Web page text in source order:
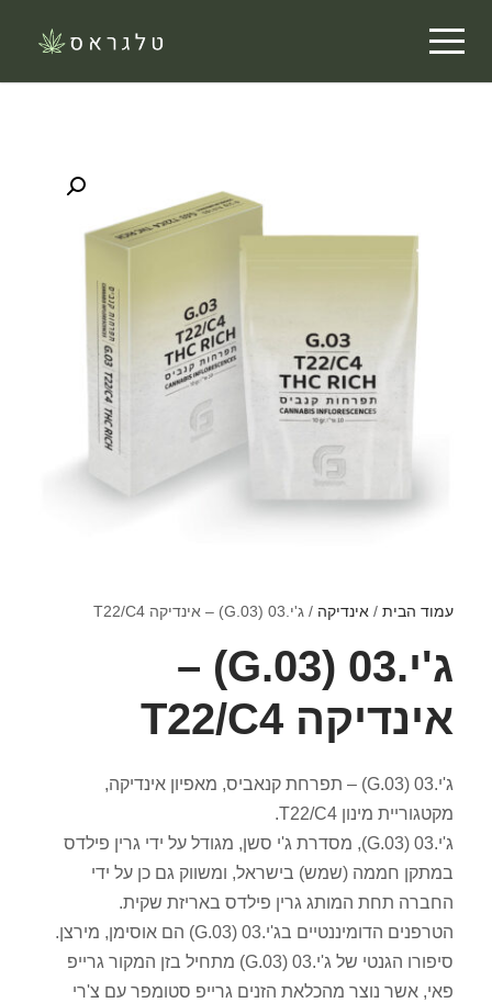
עמוד הבית / אינדיקה / ג'י.03 (G.03) – אינדיקה T22/C4
ג'י.03 (G.03) –
אינדיקה T22/C4
ג'י.03 (G.03) – תפרחת קנאביס, מאפיון אינדיקה,
מקטגוריית מינון T22/C4.
ג'י.03 (G.03), מסדרת ג'י סשן, מגודל על ידי גרין פילדס
במתקן חממה (שמש) בישראל, ומשווק גם כן על ידי
החברה תחת המותג גרין פילדס באריזת שקית.
הטרפנים הדומיננטיים בג'י.03 (G.03) הם אוסימן, מירצן.
סיפורו הגנטי של ג'י.03 (G.03) מתחיל בזן המקור גרייפ
פאי, אשר נוצר מהכלאת הזנים גרייפ סטומפר עם צ'רי